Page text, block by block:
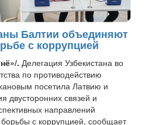
Балтии объединяют
с коррупцией
. Делегация Узбекистана во
по противодействию
посетила Латвию и
двусторонних связей и
направлений
с коррупцией, сообщает